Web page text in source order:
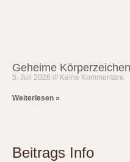
Geheime Körperzeichen
5. Juli 2026 Keine Kommentare
Weiterlesen »
Beitrags Info